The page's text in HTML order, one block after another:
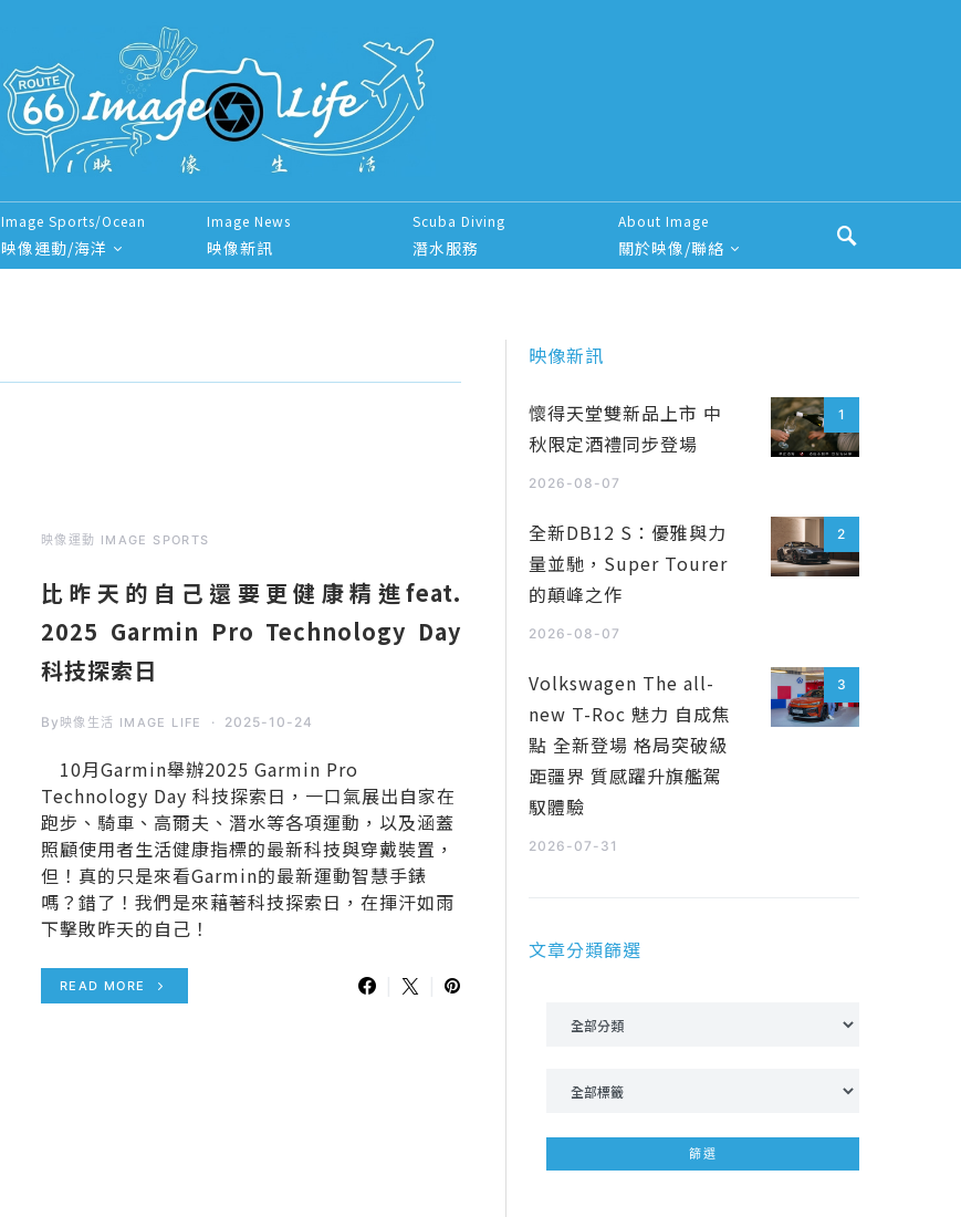
Image Sports/Ocean
映像運動/海洋
Image News
映像新訊
Scuba Diving
潛水服務
About Image
關於映像/聯絡
映像運動 IMAGE SPORTS
比昨天的自己還要更健康精進feat.
2025 Garmin Pro Technology Day
科技探索日
By 映像生活 IMAGE LIFE 2025-10-24
10月Garmin舉辦2025 Garmin Pro
Technology Day 科技探索日，一口氣展出自家在
跑步、騎車、高爾夫、潛水等各項運動，以及涵蓋
照顧使用者生活健康指標的最新科技與穿戴裝置，
但！真的只是來看Garmin的最新運動智慧手錶
嗎？錯了！我們是來藉著科技探索日，在揮汗如雨
下擊敗昨天的自己！
READ MORE
映像新訊
1
懷得天堂雙新品上市 中
秋限定酒禮同步登場
2026-08-07
2
全新DB12 S：優雅與力
量並馳，Super Tourer
的顛峰之作
2026-08-07
3
Volkswagen The all-
new T-Roc 魅力 自成焦
點 全新登場 格局突破級
距疆界 質感躍升旗艦駕
馭體驗
2026-07-31
文章分類篩選